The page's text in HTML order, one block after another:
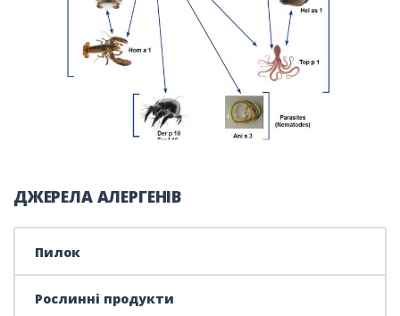
ДЖЕРЕЛА АЛЕРГЕНІВ
Пилок
Рослинні продукти